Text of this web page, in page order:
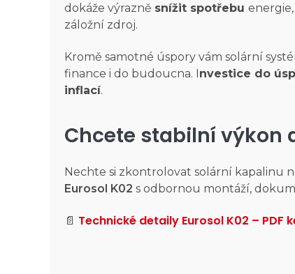
dokáže výrazně snížit spotřebu
záložní zdroj.
Kromě samotné úspory vám solární
finance i do budoucna. Investice do
inflací.
Chcete stabilní výkon
Nechte si zkontrolovat solární kapalinu
Eurosol K02 s odbornou montáží,
📄 Technické detaily Eurosol K02 – PDF